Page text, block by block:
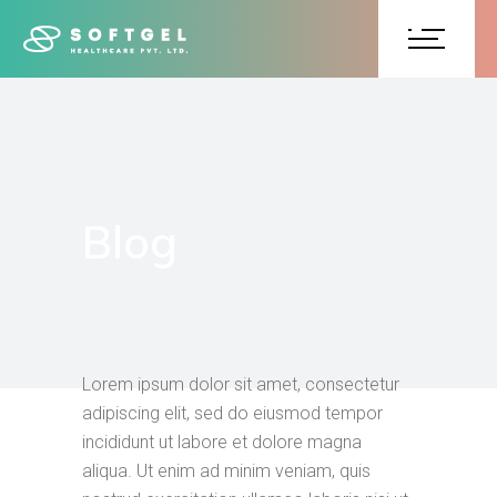
Lorem ipsum dolor sit amet, consectetur
adipiscing elit, sed do eiusmod tempor
incididunt ut labore et dolore magna
aliqua. Ut enim ad minim veniam, quis